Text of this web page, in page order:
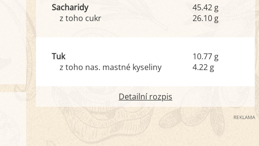
Sacharidy
z toho cukr
45.42 g
26.10 g
Tuk
z toho nas. mastné kyseliny
10.77 g
4.22 g
Detailní rozpis
REKLAMA